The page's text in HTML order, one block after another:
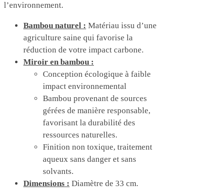
l’environnement.
Bambou naturel : Matériau issu d’une
agriculture saine qui favorise la
réduction de votre impact carbone.
Miroir en bambou :
Conception écologique à faible
impact environnemental
Bambou provenant de sources
gérées de manière responsable,
favorisant la durabilité des
ressources naturelles.
Finition non toxique, traitement
aqueux sans danger et sans
solvants.
Dimensions : Diamètre de 33 cm.